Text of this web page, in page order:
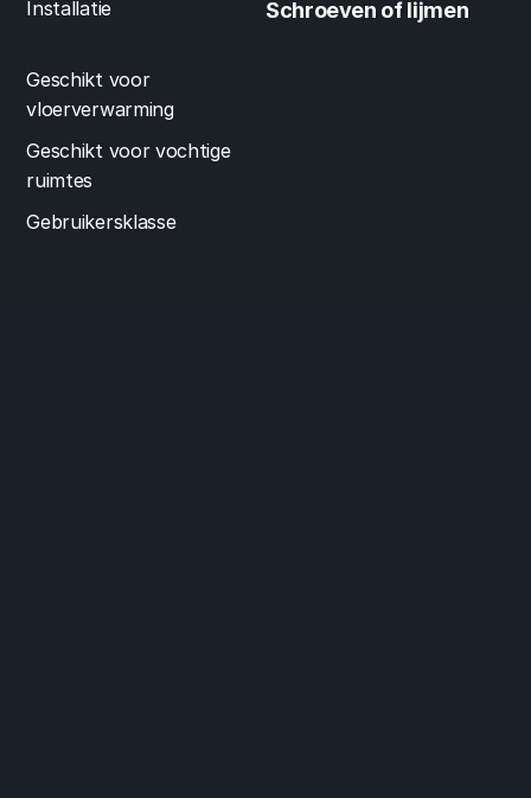
Installatie Schroeven of lijmen
Geschikt voor
vloerverwarming
Geschikt voor vochtige
ruimtes
Gebruikersklasse